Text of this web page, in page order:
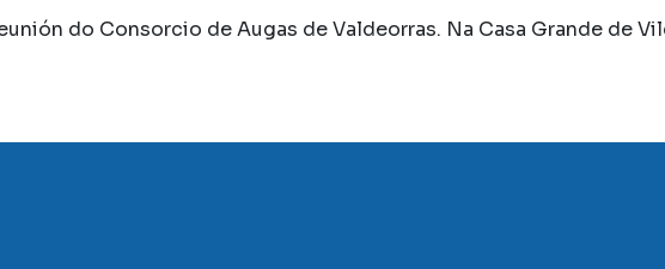
do Consorcio de Augas de Valdeorras. Na Casa Grande de